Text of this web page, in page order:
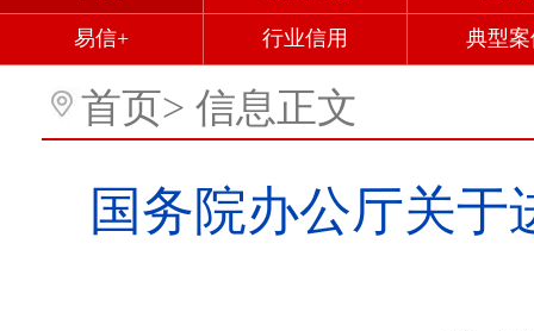
易信+ 行业信用 典型
首页> 信息正文
国务院办公厅关